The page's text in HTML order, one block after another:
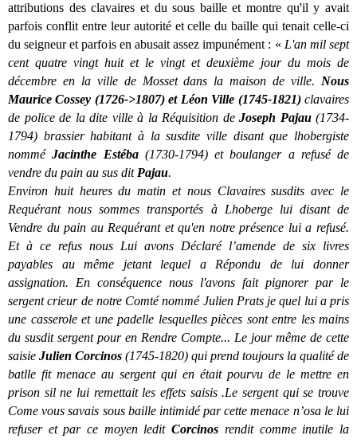
attributions des clavaires et du sous baille et montre qu'il y avait
parfois conflit entre leur autorité et celle du baille qui tenait celle-ci
du seigneur et parfois en abusait assez impunément : « L'an mil sept
cent quatre vingt huit et le vingt et deuxième jour du mois de
décembre en la ville de Mosset dans la maison de ville. Nous
Maurice Cossey (1726->1807) et Léon Ville (1745-1821) clavaires
de police de la dite ville à la Réquisition de Joseph Pajau(1734-
1794) brassier habitant à la susdite ville disant que lhobergiste
nomméJacinthe Estéba(1730-1794) et boulanger a refusé de
vendre du pain au sus dit Pajau.
Environ huit heures du matin et nous Clavaires susdits avec le
Requérant nous sommes transportés à Lhoberge lui disant de
Vendre du pain au Requérant et qu'en notre présence lui a refusé.
Et à ce refus nous Lui avons Déclaré l’amende de six livres
payables au même jetant lequel a Répondu de lui donner
assignation. En conséquence nous l'avons fait pignorer par le
sergent crieur de notre Comté nommé Julien Prats je quel lui a pris
une casserole et une padelle lesquelles pièces sont entre les mains
du susdit sergent pour en Rendre Compte... Le jour même de cette
saisie Julien Corcinos (1745-1820) qui prend toujours la qualité de
batlle fit menace au sergent qui en était pourvu de le mettre en
prison sil ne lui remettait les effets saisis .Le sergent qui se trouve
Come vous savais sous baille intimidé par cette menace n’osa le lui
refuser et par ce moyen leditCorcinos rendit comme inutile la